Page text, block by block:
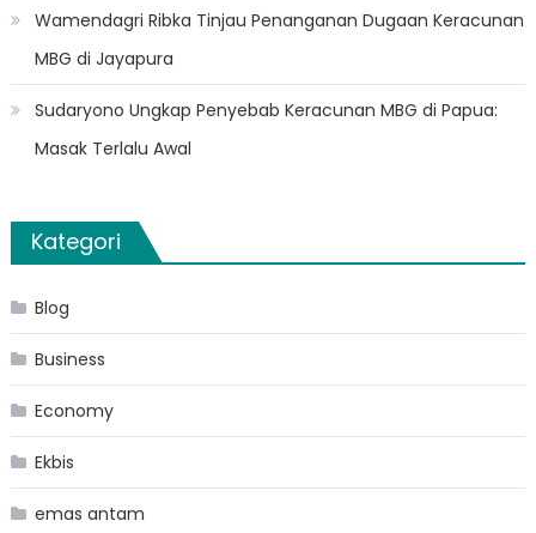
Wamendagri Ribka Tinjau Penanganan Dugaan Keracunan
MBG di Jayapura
Sudaryono Ungkap Penyebab Keracunan MBG di Papua:
Masak Terlalu Awal
Kategori
Blog
Business
Economy
Ekbis
emas antam